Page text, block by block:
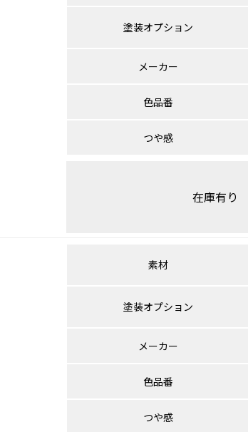
塗装オプション
メーカー
色品番
つや感
在庫有り
素材
塗装オプション
メーカー
色品番
つや感